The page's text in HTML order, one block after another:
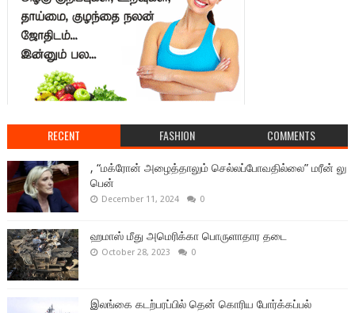
RECENT FASHION COMMENTS
, “மக்ரோன் அழைத்தாலும் செல்லப்போவதில்லை” மரீன் லு
பென்
December 11, 2024 0
ஹமாஸ் மீது அமெரிக்கா பொருளாதார தடை
October 28, 2023 0
இலங்கை கடற்பரப்பில் தென் கொரிய போர்க்கப்பல்